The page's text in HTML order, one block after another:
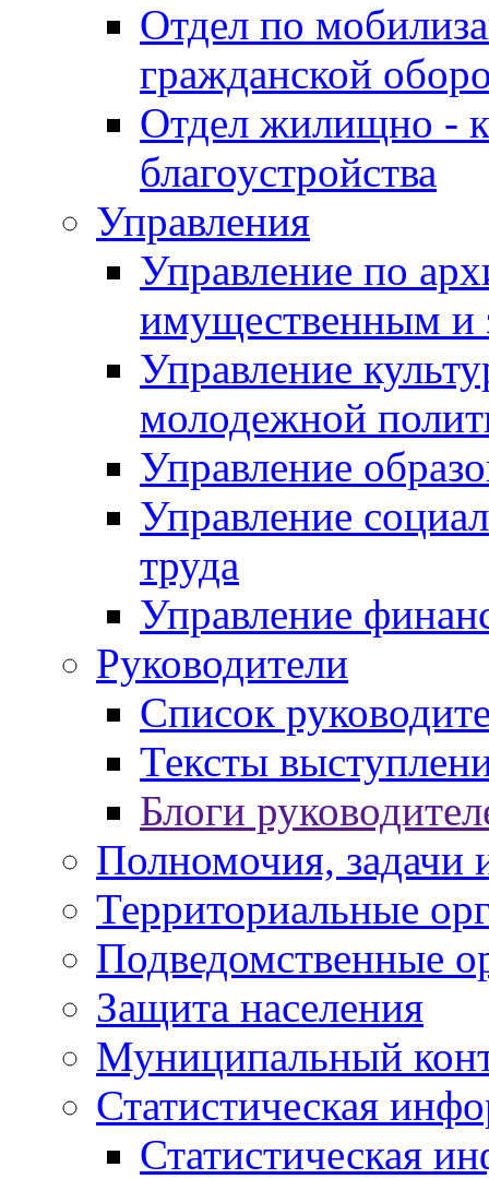
Отдел по
гражданской
Отдел жилищно -
благоустройства
Управления
Управление по
имущественным и
Управление
молодежной
Управление
Управление
труда
Управление
Руководители
Список
Тексты
Блоги
Полномочия, задачи
Территориальные
Подведомственные
Защита населения
Муниципальный
Статистическая
Статистическая